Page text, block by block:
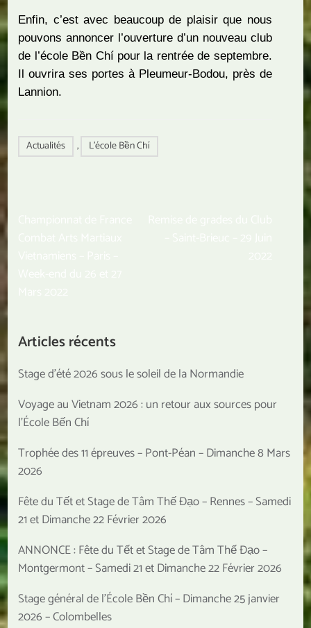
Enfin, c’est avec beaucoup de plaisir que nous
pouvons annoncer l’ouverture d’un nouveau club
de l’école Bền Chí pour la rentrée de septembre.
Il ouvrira ses portes à Pleumeur-Bodou, près de
Lannion.
Actualités , L'école Bền Chí
Articles récents
Stage d’été 2026 sous le soleil de la Normandie
Voyage au Vietnam 2026 : un retour aux sources pour
l’École Bến Chí
Trophée des 11 épreuves – Pont-Péan – Dimanche 8 Mars
2026
Fête du Tết et Stage de Tâm Thế Đạo – Rennes – Samedi
21 et Dimanche 22 Février 2026
ANNONCE : Fête du Tết et Stage de Tâm Thế Đạo –
Montgermont – Samedi 21 et Dimanche 22 Février 2026
Stage général de l’École Bền Chí – Dimanche 25 janvier
2026 – Colombelles